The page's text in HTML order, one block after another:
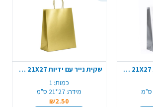
שקית נייר עם ידיות 21X27 ס"מ - כסף מטאלי
שקית נייר עם ידיות 21X27 ס"מ - זהב מטאלי
כמות: 1
מידה: 27*21 ס"מ
₪2.50